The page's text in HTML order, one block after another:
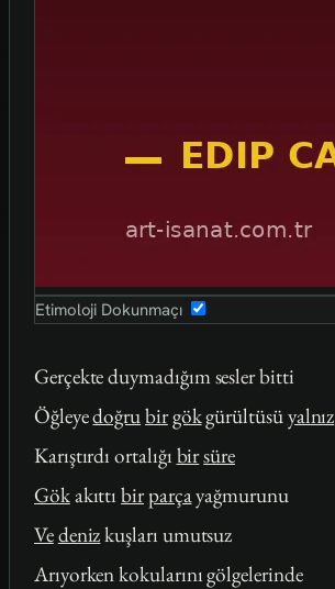
Etimoloji Dokunmaçı
Gerçekte duymadığım sesler bitti
Öğleyedoğrubirgökgürültüsüyalnız
Karıştırdı ortalığı birsüre
Gökakıttıbirparçayağmurunu
Vedenizkuşları umutsuz
Arıyorken kokularını gölgelerinde